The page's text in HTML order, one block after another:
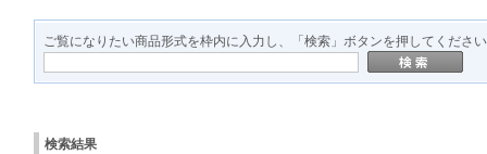
ご覧になりたい商品形式を枠内に入力し、「検索」ボタンを押してくださ
検索結果